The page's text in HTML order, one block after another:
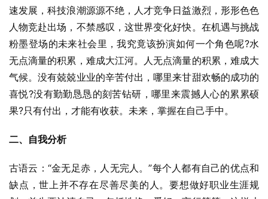
速发展，科技浪潮源源不绝，人才竞争日益激烈，形形色色
人物竞赴出场，不禁感叹，这世界变化好快。在机遇与挑战
粉墨登场的未来社会里，我究竟该扮演如何一个角色呢?水
无点滴量的积累，难成大江河。人无点滴量的积累，难成大
气候。没有兢兢业业的辛苦付出，哪里来甘甜欢畅的成功的
喜悦?没有勤勤恳恳的刻苦钻研，哪里来震撼人心的累累硕
果?只有付出，才能有收获。未来，掌握在自己手中。
二、自我分析
古语云：“金无足赤，人无完人。”每个人都有自己的优点和
缺点，世上并不存在尽善尽美的人。要想做好职业生涯规